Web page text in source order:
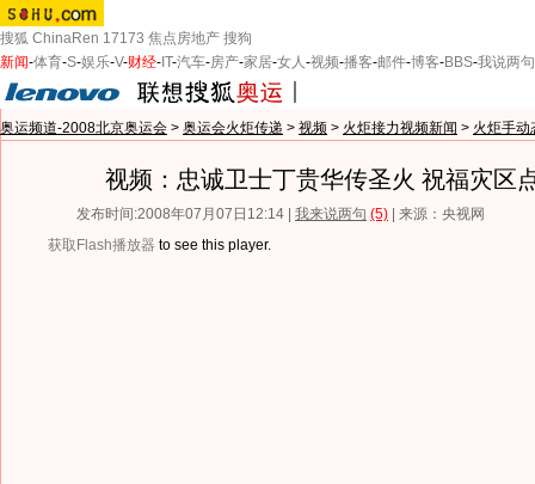
搜狐 ChinaRen 17173 焦点房地产 搜狗
新闻-体育-S-娱乐-V-财经- IT-汽车-房产-家居-女人-视频-播客-邮件-博客-BBS-我说两句
奥运频道-2008北京奥运会 > 奥运会火炬传递 > 视频 > 火炬接力视频新闻 > 火炬手动
视频：忠诚卫士丁贵华传圣火 祝福灾区
发布时间:2008年07月07日12:14 | 我来说两句 (5) | 来源：央视网
获取Flash播放器 to see this player.